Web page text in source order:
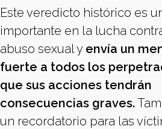
Este veredicto histórico es
importante en la lucha
abuso sexual y envía un
fuerte a todos los
que sus acciones tendrán
consecuencias graves.
un recordatorio para las